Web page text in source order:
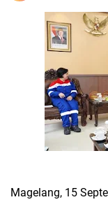
Magelang, 15